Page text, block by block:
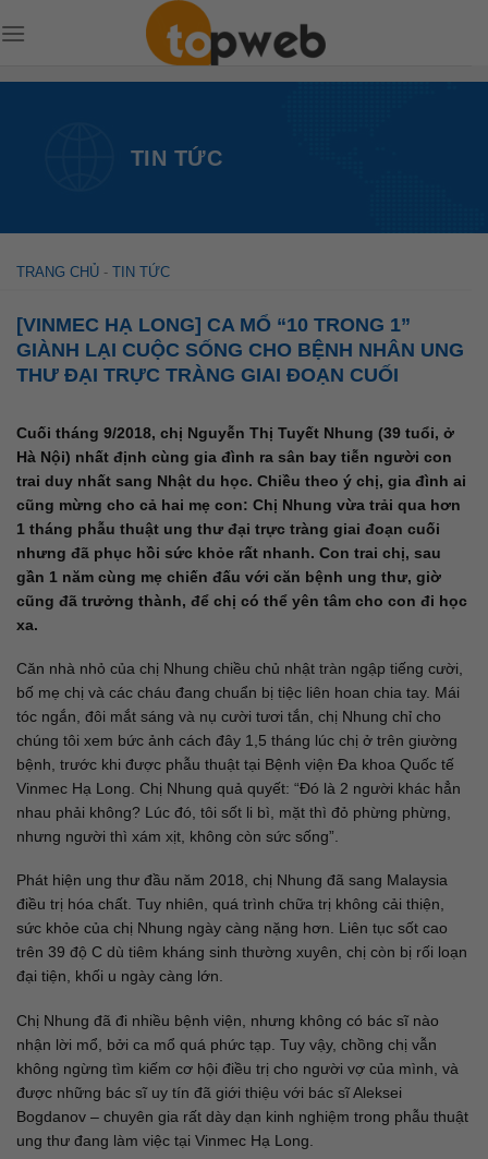
to
TIN TỨC
TRANG CHỦ - TIN TỨC
[VINMEC HẠ LONG] CA MỔ “10 TRONG 1”
GIÀNH LẠI CUỘC SỐNG CHO BỆNH NHÂN UNG
THƯ ĐẠI TRỰC TRÀNG GIAI ĐOẠN CUỐI
Cuối tháng 9/2018, chị Nguyễn Thị Tuyết Nhung (39 tuổi, ở
Hà Nội) nhất định cùng gia đình ra sân bay tiễn người con
trai duy nhất sang Nhật du học. Chiều theo ý chị, gia đình ai
cũng mừng cho cả hai mẹ con: Chị Nhung vừa trải qua hơn
1 tháng phẫu thuật ung thư đại trực tràng giai đoạn cuối
nhưng đã phục hồi sức khỏe rất nhanh. Con trai chị, sau
gần 1 năm cùng mẹ chiến đấu với căn bệnh ung thư, giờ
cũng đã trưởng thành, để chị có thể yên tâm cho con đi học
xa.
Căn nhà nhỏ của chị Nhung chiều chủ nhật tràn ngập tiếng cười,
bố mẹ chị và các cháu đang chuẩn bị tiệc liên hoan chia tay. Mái
tóc ngắn, đôi mắt sáng và nụ cười tươi tắn, chị Nhung chỉ cho
chúng tôi xem bức ảnh cách đây 1,5 tháng lúc chị ở trên giường
bệnh, trước khi được phẫu thuật tại Bệnh viện Đa khoa Quốc tế
Vinmec Hạ Long. Chị Nhung quả quyết: “Đó là 2 người khác hẳn
nhau phải không? Lúc đó, tôi sốt li bì, mặt thì đỏ phừng phừng,
nhưng người thì xám xịt, không còn sức sống”.
Phát hiện ung thư đầu năm 2018, chị Nhung đã sang Malaysia
điều trị hóa chất. Tuy nhiên, quá trình chữa trị không cải thiện,
sức khỏe của chị Nhung ngày càng nặng hơn. Liên tục sốt cao
trên 39 độ C dù tiêm kháng sinh thường xuyên, chị còn bị rối loạn
đại tiện, khối u ngày càng lớn.
Chị Nhung đã đi nhiều bệnh viện, nhưng không có bác sĩ nào
nhận lời mổ, bởi ca mổ quá phức tạp. Tuy vậy, chồng chị vẫn
không ngừng tìm kiếm cơ hội điều trị cho người vợ của mình, và
được những bác sĩ uy tín đã giới thiệu với bác sĩ Aleksei
Bogdanov – chuyên gia rất dày dạn kinh nghiệm trong phẫu thuật
ung thư đang làm việc tại Vinmec Hạ Long.